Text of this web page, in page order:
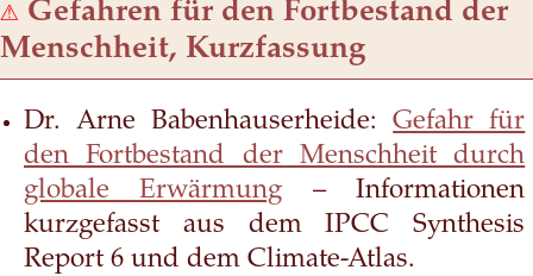
⚠ Gefahren für den Fortbestand der
Menschheit, Kurzfassung
Dr. Arne Babenhauserheide:Gefahr für
den Fortbestand der Menschheit durch
globale Erwärmung – Informationen
kurzgefasst aus dem IPCC Synthesis
Report 6 und dem Climate-Atlas.